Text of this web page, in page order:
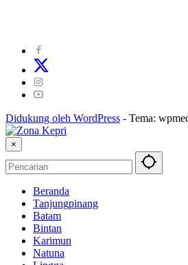
Didukung oleh WordPress - Tema:
×
Beranda
Tanjungpinang
Batam
Bintan
Karimun
Natuna